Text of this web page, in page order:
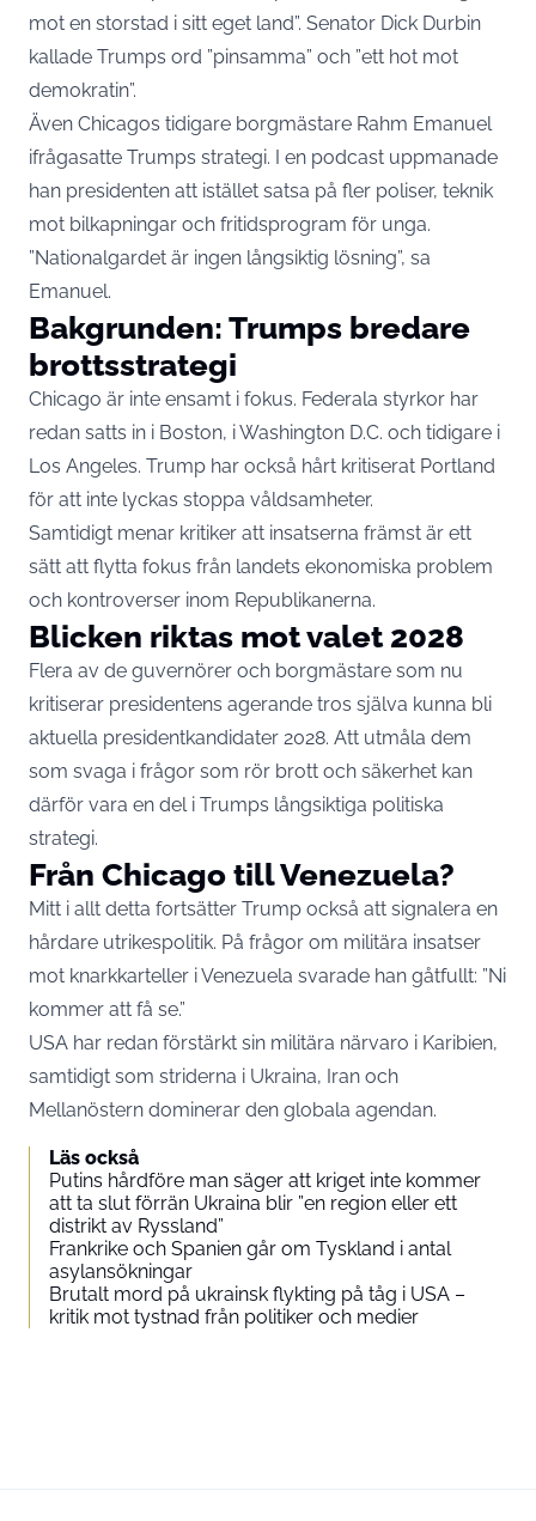
mot en storstad i sitt eget land”. Senator Dick Durbin
kallade Trumps ord ”pinsamma” och ”ett hot mot
demokratin”.
Även Chicagos tidigare borgmästare Rahm Emanuel
ifrågasatte Trumps strategi. I en podcast uppmanade
han presidenten att istället satsa på fler poliser, teknik
mot bilkapningar och fritidsprogram för unga.
”Nationalgardet är ingen långsiktig lösning”, sa
Emanuel.
Bakgrunden: Trumps bredare
brottsstrategi
Chicago är inte ensamt i fokus. Federala styrkor har
redan satts in i Boston, i Washington D.C. och tidigare i
Los Angeles. Trump har också hårt kritiserat Portland
för att inte lyckas stoppa våldsamheter.
Samtidigt menar kritiker att insatserna främst är ett
sätt att flytta fokus från landets ekonomiska problem
och kontroverser inom Republikanerna.
Blicken riktas mot valet 2028
Flera av de guvernörer och borgmästare som nu
kritiserar presidentens agerande tros själva kunna bli
aktuella presidentkandidater 2028. Att utmåla dem
som svaga i frågor som rör brott och säkerhet kan
därför vara en del i Trumps långsiktiga politiska
strategi.
Från Chicago till Venezuela?
Mitt i allt detta fortsätter Trump också att signalera en
hårdare utrikespolitik. På frågor om militära insatser
mot knarkkarteller i Venezuela svarade han gåtfullt: ”Ni
kommer att få se.”
USA har redan förstärkt sin militära närvaro i Karibien,
samtidigt som striderna i Ukraina, Iran och
Mellanöstern dominerar den globala agendan.
Läs också
Putins hårdföre man säger att kriget inte kommer
att ta slut förrän Ukraina blir ”en region eller ett
distrikt av Ryssland”
Frankrike och Spanien går om Tyskland i antal
asylansökningar
Brutalt mord på ukrainsk flykting på tåg i USA –
kritik mot tystnad från politiker och medier